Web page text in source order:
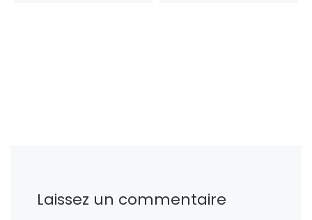
Laissez un commentaire